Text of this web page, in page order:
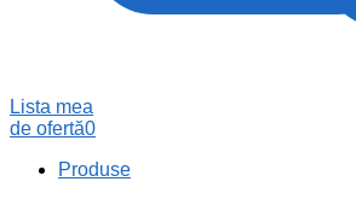
Lista mea
de ofertă0
Produse